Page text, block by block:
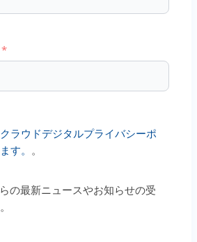
クラウドデジタルプライバシーポ
す。 。
の最新ニュースやお知らせの受